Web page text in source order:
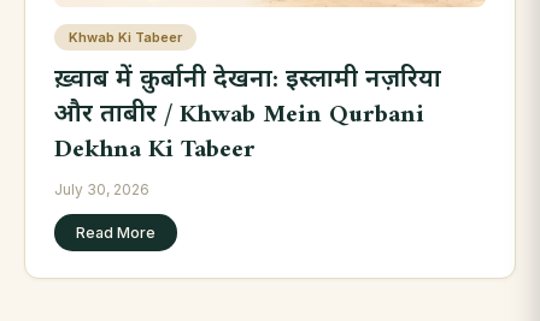
Khwab Ki Tabeer
ख़्वाब में क़ुर्बानी देखना: इस्लामी नज़रिया
और ताबीर / Khwab Mein Qurbani
Dekhna Ki Tabeer
July 30, 2026
Read More